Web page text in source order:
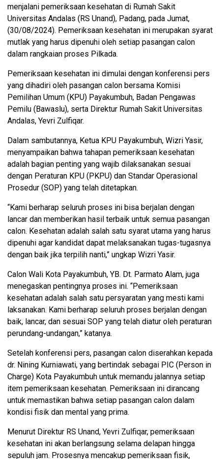
menjalani pemeriksaan kesehatan di Rumah Sakit
Universitas Andalas (RS Unand), Padang, pada Jumat,
(30/08/2024). Pemeriksaan kesehatan ini merupakan syarat
mutlak yang harus dipenuhi oleh setiap pasangan calon
dalam rangkaian proses Pilkada.
Pemeriksaan kesehatan ini dimulai dengan konferensi pers
yang dihadiri oleh pasangan calon bersama Komisi
Pemilihan Umum (KPU) Payakumbuh, Badan Pengawas
Pemilu (Bawaslu), serta Direktur Rumah Sakit Universitas
Andalas, Yevri Zulfiqar.
Dalam sambutannya, Ketua KPU Payakumbuh, Wizri Yasir,
menyampaikan bahwa tahapan pemeriksaan kesehatan
adalah bagian penting yang wajib dilaksanakan sesuai
dengan Peraturan KPU (PKPU) dan Standar Operasional
Prosedur (SOP) yang telah ditetapkan.
“Kami berharap seluruh proses ini bisa berjalan dengan
lancar dan memberikan hasil terbaik untuk semua pasangan
calon. Kesehatan adalah salah satu syarat utama yang harus
dipenuhi agar kandidat dapat melaksanakan tugas-tugasnya
dengan baik jika terpilih nanti,” ungkap Wizri Yasir.
Calon Wali Kota Payakumbuh, YB. Dt. Parmato Alam, juga
menegaskan pentingnya proses ini. “Pemeriksaan
kesehatan adalah salah satu persyaratan yang mesti kami
laksanakan. Kami berharap seluruh proses berjalan dengan
baik, lancar, dan sesuai SOP yang telah diatur oleh peraturan
perundang-undangan,” katanya.
Setelah konferensi pers, pasangan calon diserahkan kepada
dr. Nining Kurniawati, yang bertindak sebagai PIC (Person in
Charge) Kota Payakumbuh untuk memandu jalannya setiap
item pemeriksaan kesehatan. Pemeriksaan ini dirancang
untuk memastikan bahwa setiap pasangan calon dalam
kondisi fisik dan mental yang prima.
Menurut Direktur RS Unand, Yevri Zulfiqar, pemeriksaan
kesehatan ini akan berlangsung selama delapan hingga
sepuluh jam. Prosesnya mencakup pemeriksaan fisik,